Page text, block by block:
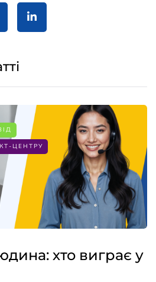
ЦЕНТРУ
хто виграє у